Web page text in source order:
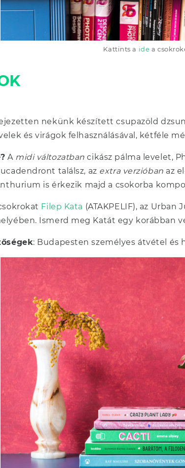
Kattints a ide a
nekünk készített csupazöld
és virágok felhasználásával, kétféle
A midi változatban cikász pálma levelet,
találsz, az extra verzióban az
is érkezik majd a csokorba
Filep Kata (ATAKPELIF), az
Ismerd meg Katát egy korábban
: Budapesten személyes átvétel és